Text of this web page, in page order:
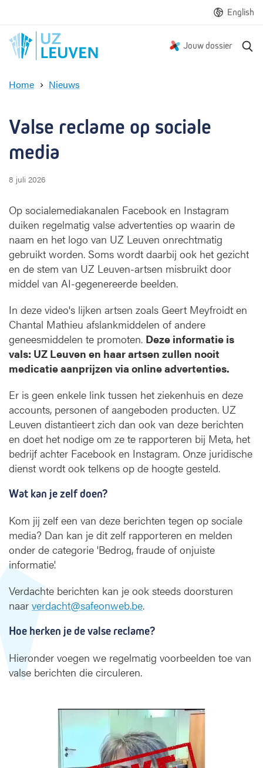
English
Jouw dossier
Home Nieuws
s
a
m
e
p
s
o
i
a
l
e
m
d
i
a
Valse reclame op sociale
media
8 juli 2026
Op socialemediakanalen Facebook en Instagram
duiken regelmatig valse advertenties op waarin de
naam en het logo van UZ Leuven onrechtmatig
gebruikt worden. Soms wordt daarbij ook het gezicht
en de stem van UZ Leuven-artsen misbruikt door
middel van AI-gegenereerde beelden.
In deze video's lijken artsen zoals Geert Meyfroidt en
Chantal Mathieu afslankmiddelen of andere
geneesmiddelen te promoten. Deze informatie is
vals: UZ Leuven en haar artsen zullen nooit
medicatie aanprijzen via online advertenties.
Er is geen enkele link tussen het ziekenhuis en deze
accounts, personen of aangeboden producten. UZ
Leuven distantieert zich dan ook van deze berichten
en doet het nodige om ze te rapporteren bij Meta, het
bedrijf achter Facebook en Instagram. Onze juridische
dienst wordt ook telkens op de hoogte gesteld.
Wat kan je zelf doen?
Kom jij zelf een van deze berichten tegen op sociale
media? Dan kan je dit zelf rapporteren en melden
onder de categorie 'Bedrog, fraude of onjuiste
informatie'.
Verdachte berichten kan je ook steeds doorsturen
naar verdacht@safeonweb.be.
Hoe herken je de valse reclame?
Hieronder voegen we regelmatig voorbeelden toe van
valse berichten die circuleren.